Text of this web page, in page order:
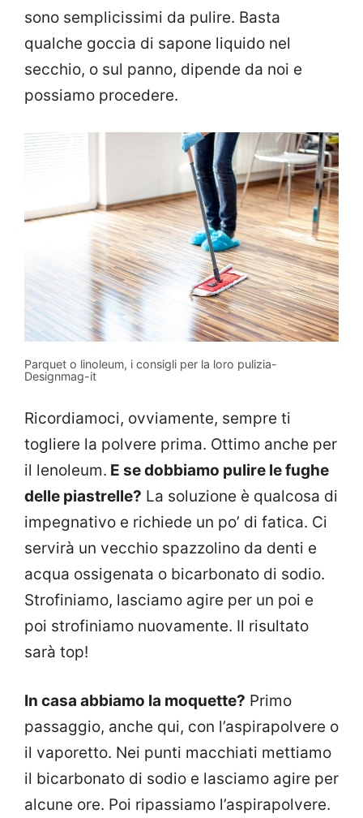
sono semplicissimi da pulire. Basta
qualche goccia di sapone liquido nel
secchio, o sul panno, dipende da noi e
possiamo procedere.
Parquet o linoleum, i consigli per la loro pulizia-
Designmag-it
Ricordiamoci, ovviamente, sempre ti
togliere la polvere prima. Ottimo anche per
il lenoleum. E se dobbiamo pulire le fughe
delle piastrelle? La soluzione è qualcosa di
impegnativo e richiede un po’ di fatica. Ci
servirà un vecchio spazzolino da denti e
acqua ossigenata o bicarbonato di sodio.
Strofiniamo, lasciamo agire per un poi e
poi strofiniamo nuovamente. Il risultato
sarà top!
In casa abbiamo la moquette? Primo
passaggio, anche qui, con l’aspirapolvere o
il vaporetto. Nei punti macchiati mettiamo
il bicarbonato di sodio e lasciamo agire per
alcune ore. Poi ripassiamo l’aspirapolvere.